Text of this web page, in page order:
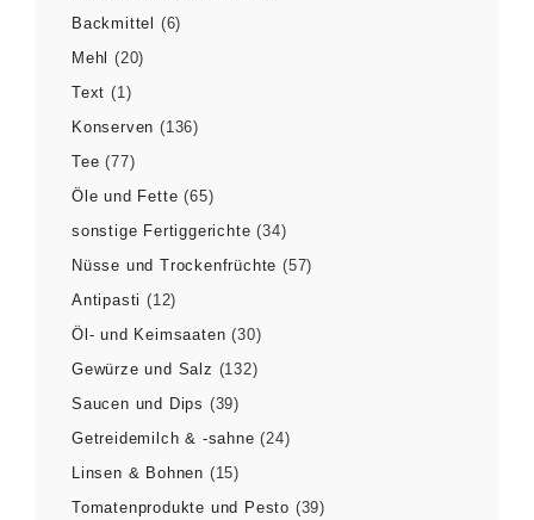
Backmittel
(6)
Mehl
(20)
Text (1)
Konserven (136)
Tee (77)
Öle und Fette (65)
sonstige Fertiggerichte (34)
Nüsse und Trockenfrüchte (57)
Antipasti (12)
Öl- und Keimsaaten (30)
Gewürze und Salz (132)
Saucen und Dips (39)
Getreidemilch & -sahne (24)
Linsen & Bohnen (15)
Tomatenprodukte und Pesto (39)